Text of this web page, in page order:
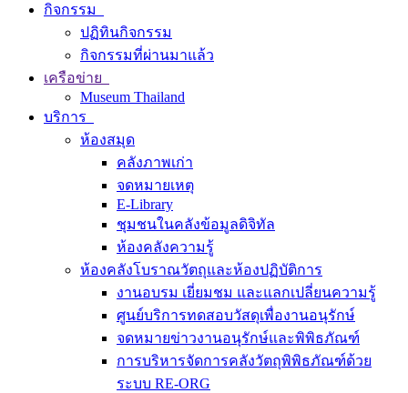
กิจกรรม
ปฏิทินกิจกรรม
กิจกรรมที่ผ่านมาแล้ว
เครือข่าย
Museum Thailand
บริการ
ห้องสมุด
คลังภาพเก่า
จดหมายเหตุ
E-Library
ชุมชนในคลังข้อมูลดิจิทัล
ห้องคลังความรู้
ห้องคลังโบราณวัตถุและห้องปฏิบัติการ
งานอบรม เยี่ยมชม และแลกเปลี่ยนความรู้
ศูนย์บริการทดสอบวัสดุเพื่องานอนุรักษ์
จดหมายข่าวงานอนุรักษ์และพิพิธภัณฑ์
การบริหารจัดการคลังวัตถุพิพิธภัณฑ์ด้วย
ระบบ RE-ORG